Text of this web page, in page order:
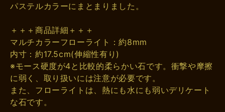
パステルカラーにまとまりました。
＋＋＋商品詳細＋＋＋
マルチカラーフローライト：約8mm
内寸：約17.5cm(伸縮性有り)
※モース硬度が4と比較的柔らかい石です。衝撃や摩擦
に弱く、取り扱いには注意が必要です。
また、フローライトは、熱にも水にも弱いデリケート
な石です。